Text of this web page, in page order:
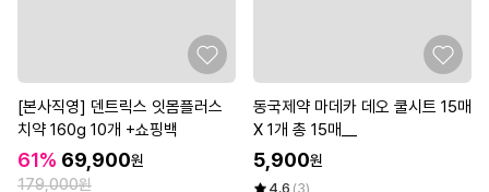
[본사직영] 덴트릭스 잇몸플러스
치약 160g 10개 +쇼핑백
61% 69,900원
179,000원
동국제약 마데카 데오 쿨시트 15매
X 1개 총 15매__
5,900원
4.6 (3)